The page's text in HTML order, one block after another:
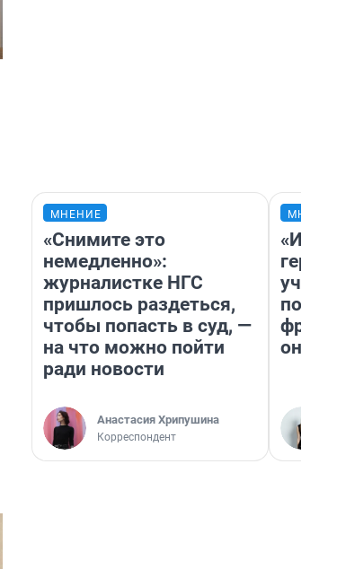
МНЕНИЕ
«Снимите это
немедленно»:
журналистке НГС
пришлось раздеться,
чтобы попасть в суд, —
на что можно пойти
ради новости
Анастасия Хрипушина
Корреспондент
учит
она